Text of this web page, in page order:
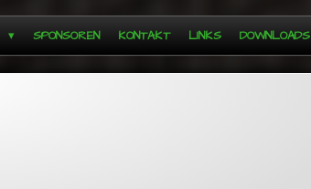
SPONSOREN KONTAKT LINKS DOWNLOADS